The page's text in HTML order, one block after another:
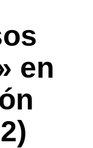
en